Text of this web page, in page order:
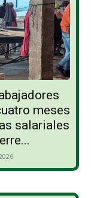
meses
salariales